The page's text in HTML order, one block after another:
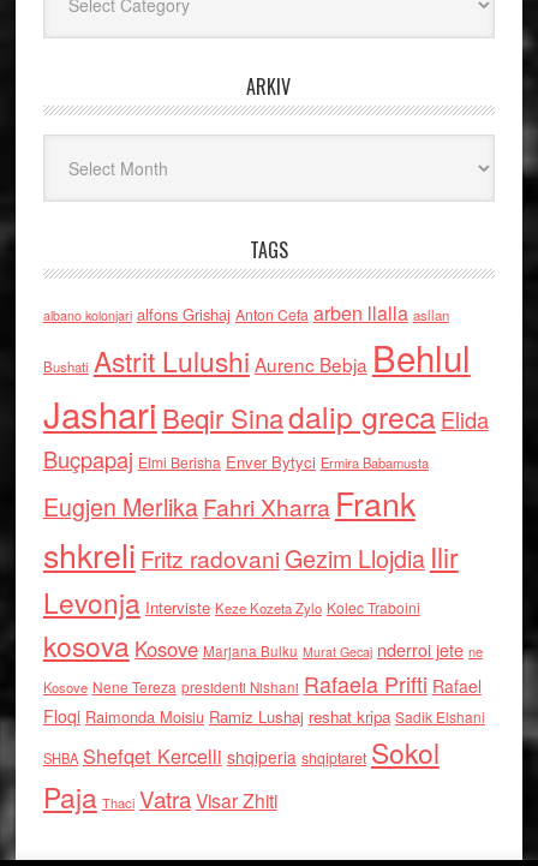
ARKIV
TAGS
albano kolonjari alfons Grishaj Anton Cefa arben llalla asllan
Bushati Astrit Lulushi Aurenc Bebja Behlul
Jashari Beqir Sinadalip grecaElida
Buçpapaj Elmi Berisha Enver Bytyci Ermira Babamusta
Eugjen MerlikaFahri Xharra Frank
shkreli Fritz radovaniGezim Llojdia Ilir
Levonja Interviste Keze Kozeta Zylo Kolec Traboini
kosova Kosove Marjana Bulku Murat Gecaj nderroi jete ne
Kosove Nene Tereza presidenti Nishani Rafaela Prifti Rafael
Floqi Raimonda Moisiu Ramiz Lushaj reshat kripa Sadik Elshani
SHBA Shefqet Kercelli shqiperia shqiptaret Sokol
Paja Thaci VatraVisar Zhiti